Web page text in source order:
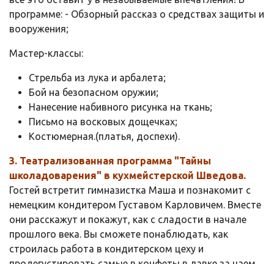
программе: - Обзорный рассказ о средствах защиты и
вооружения;
Мастер-классы:
Стрельба из лука и арбалета;
Бой на безопасном оружии;
Нанесение набивного рисунка на ткань;
Письмо на восковых дощечках;
Костюмерная.(платья, доспехи).
3. Театрализованная программа "Тайны
школадоварения" в кухмейстерской Шведова.
Гостей встретит гимназистка Маша и познакомит с
немецким кондитером Густавом Карловичем. Вместе
они расскажут и покажут, как с сладости в начале
прошлого века. Вы сможете понаблюдать, как
строилась работа в кондитерском цеху и